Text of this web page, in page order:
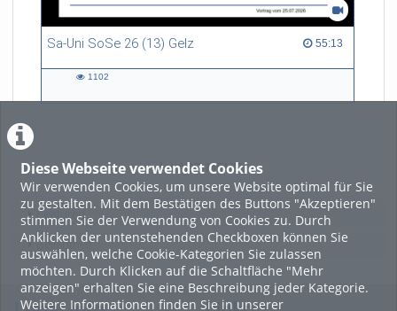
Diese Webseite verwendet Cookies
Wir verwenden Cookies, um unsere Website optimal für Sie
zu gestalten. Mit dem Bestätigen des Buttons "Akzeptieren"
stimmen Sie der Verwendung von Cookies zu. Durch
Anklicken der untenstehenden Checkboxen können Sie
auswählen, welche Cookie-Kategorien Sie zulassen
möchten. Durch Klicken auf die Schaltfläche "Mehr
anzeigen" erhalten Sie eine Beschreibung jeder Kategorie.
Weitere Informationen finden Sie in unserer
Sa-Uni SoSe 26 (13) Gelz 55:13
55:13 duration
1102
LADE MEHR
Featured
Beliebtheit